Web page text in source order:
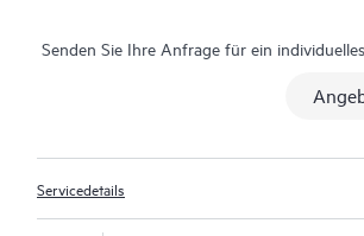
Senden Sie Ihre Anfrage für ein
Servicedetails